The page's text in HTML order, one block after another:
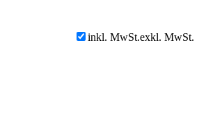
inkl. MwSt.exkl. MwSt.